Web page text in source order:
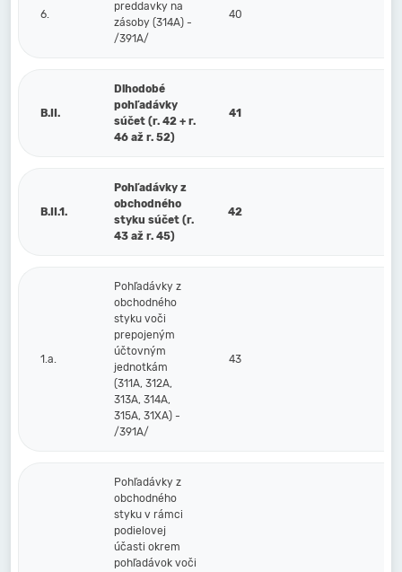
6.
preddavky na
zásoby (314A) -
/391A/
40
B.II.
Dlhodobé
pohľadávky
súčet (r. 42 + r.
46 až r. 52)
41
B.II.1.
Pohľadávky z
obchodného
styku súčet (r.
43 až r. 45)
42
1.a.
Pohľadávky z
obchodného
styku voči
prepojeným
účtovným
jednotkám
(311A, 312A,
313A, 314A,
315A, 31XA) -
/391A/
43
Pohľadávky z
obchodného
styku v rámci
podielovej
účasti okrem
pohľadávok voči